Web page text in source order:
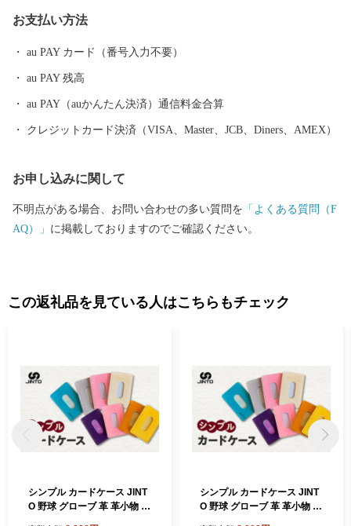
有することから、豊かな農産物が生産されています。
お支払い方法
au PAY カード（番号入力不要）
au PAY 残高
au PAY（auかんたん決済）通信料金合算
クレジットカード決済（VISA、Master、JCB、Diners、AMEX）
お申し込みに関して
不明点がある場合、お問い合わせの多い質問を 「よくある質問（F
AQ）」 に掲載しておりますのでご確認ください。
この返礼品を見ている人はこちらもチェック
シンプル カードケース JINT
O 野球 グローブ 革 革小物 パ
シンプル カードケース JINT
O 野球 グローブ 革 革小物 パ